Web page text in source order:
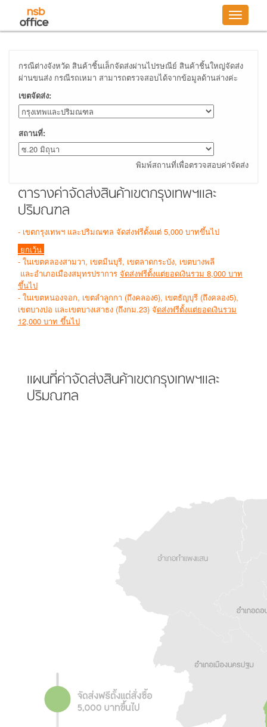
Toggle
กรณีต่างจังหวัด สินค้าชิ้นเล็กจัดส่งผ่านไปรษณีย์ สินค้าชิ้นใหญ่จัดส่ง
ผ่านขนส่ง กรณีรถเหมา สามารถตรวจสอบได้จากข้อมูลด้านล่างค่ะ
เขตจัดส่ง:
สถานที่:
พิมพ์สถานที่เพื่อตรวจสอบค่าจัดส่ง
ตารางค่าจัดส่งสินค้าเขตกรุงเทพฯและ
ปริมณฑล
- เขตกรุงเทพฯ และปริมณฑล จัดส่งฟรีตั้งแต่ 5,000 บาทขึ้นไป
ยกเว้น
- ในเขตคลองสามวา, เขตมีนบุรี, เขตลาดกระบัง, เขตบางพลี
และอำเภอเมืองสมุทรปราการ จัดส่งฟรีตั้งแต่ยอดเงินรวม 8,000 บาท
ขึ้นไป
- ในเขตหนองจอก, เขตลำลูกกา (ถึงคลอง6), เขตธัญบุรี (ถึงคลอง5),
เขตบางบ่อ และเขตบางเสาธง (ถึงกม.23) จัดส่งฟรีตั้งแต่ยอดเงินรวม
12,000 บาท ขึ้นไป
แผนที่ค่าจัดส่งสินค้าเขตกรุงเทพฯและ
ปริมณฑล